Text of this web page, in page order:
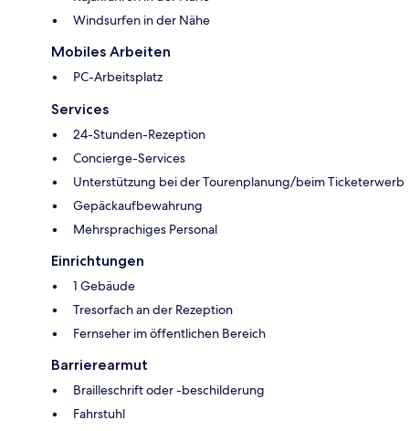
Windsurfen in der Nähe
Mobiles Arbeiten
PC-Arbeitsplatz
Services
24-Stunden-Rezeption
Concierge-Services
Unterstützung bei der Tourenplanung/beim Ticketerwerb
Gepäckaufbewahrung
Mehrsprachiges Personal
Einrichtungen
1 Gebäude
Tresorfach an der Rezeption
Fernseher im öffentlichen Bereich
Barrierearmut
Brailleschrift oder -beschilderung
Fahrstuhl